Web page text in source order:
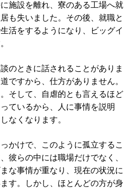
施設を離れ、寮のある工場へ就
も失いました。その後、就職と
活をするようになり、ビッグイ
のときに話されることがありま
ですから、仕方がありません。
そして、自虐的とも言えるほど
ているから、人に事情を説明
なくなります。
かけで、このように孤立するこ
彼らの中には職場だけでなく、
な事情が重なり、現在の状況に
す。しかし、ほとんどの方が身